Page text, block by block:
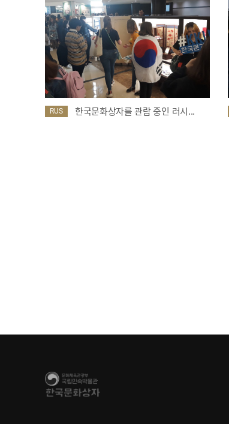
RUS 한국문화상자를 관람 중인 러시...